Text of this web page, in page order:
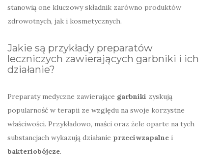
stanowią one kluczowy składnik zarówno produktów
zdrowotnych, jak i kosmetycznych.
Jakie są przykłady preparatów
leczniczych zawierających garbniki i ich
działanie?
Preparaty medyczne zawierające garbniki zyskują
popularność w terapii ze względu na swoje korzystne
właściwości. Przykładowo, maści oraz żele oparte na tych
substancjach wykazują działanie przeciwzapalne i
bakteriobójcze.